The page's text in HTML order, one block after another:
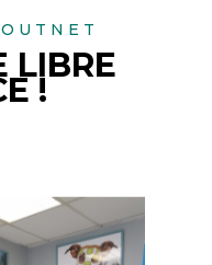
LIBRE
!